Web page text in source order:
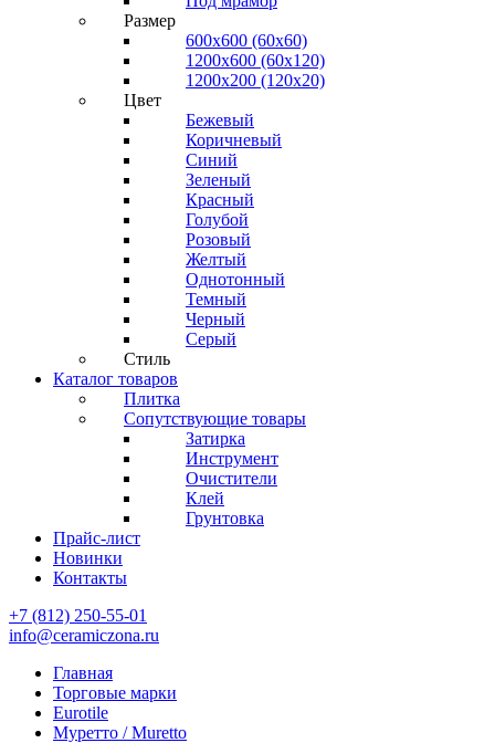
Размер
600х600 (60х60)
1200х600 (60х120)
1200х200 (120x20)
Цвет
Бежевый
Коричневый
Синий
Зеленый
Красный
Голубой
Розовый
Желтый
Однотонный
Темный
Черный
Серый
Стиль
Каталог товаров
Плитка
Сопутствующие товары
Затирка
Инструмент
Очистители
Клей
Грунтовка
Прайс-лист
Новинки
Контакты
+7 (812) 250-55-01
info@ceramiczona.ru
Главная
Торговые марки
Eurotile
Муретто / Muretto